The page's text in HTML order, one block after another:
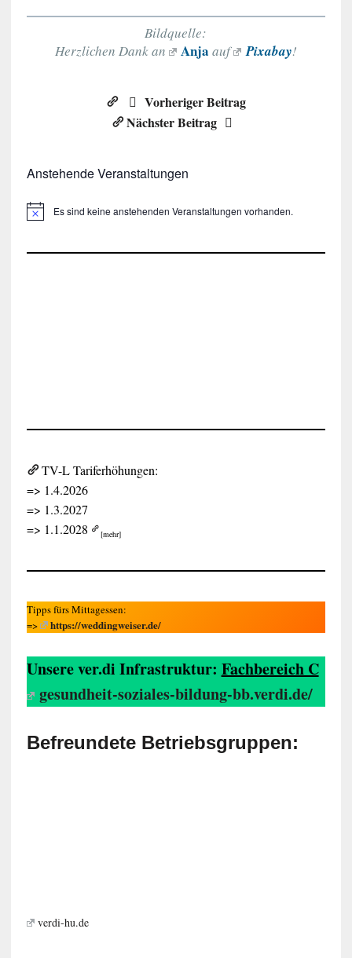
Bildquelle:
Herzlichen Dank an
Anja auf Pixabay!
Vorheriger Beitrag
Nächster Beitrag
Anstehende Veranstaltungen
H
w
Es sind keine anstehenden Veranstaltungen vorhanden.
TV-L Tariferhöhungen:
=> 1.4.2026
=> 1.3.2027
=> 1.1.2028
[mehr]
Tipps fürs Mittagessen:
=>
https://weddingweiser.de/
Unsere ver.di Infrastruktur: Fachbereich C
gesundheit-soziales-bildung-bb.verdi.de/
Befreundete Betriebsgruppen:
verdi-hu.de